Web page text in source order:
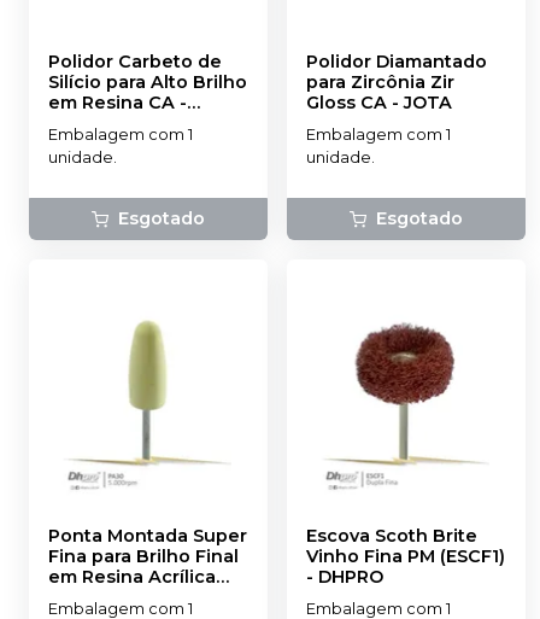
Polidor Carbeto de
Silício para Alto Brilho
em Resina CA -
DHPRO
Embalagem com 1
unidade.
Esgotado
Polidor Diamantado
para Zircônia Zir
Gloss CA -JOTA
Embalagem com 1
unidade.
Esgotado
Ponta Montada Super
Fina para Brilho Final
em Resina Acrílica
(PA30)
Embalagem com 1
Escova Scoth Brite
Vinho Fina PM (ESCF1)
- DHPRO
Embalagem com 1